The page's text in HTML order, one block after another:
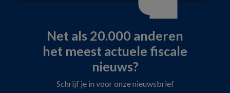
Net als 20.000 anderen
het meest actuele fiscale
nieuws?
Schrijf je in voor onze nieuwsbrief